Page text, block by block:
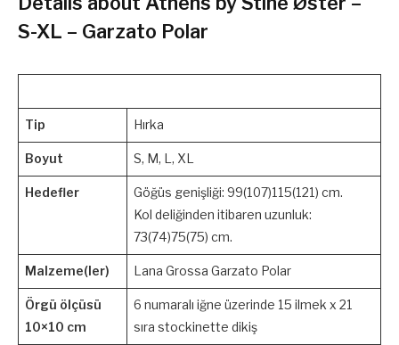
S-XL – Garzato Polar
Tip Hırka
Boyut S, M, L, XL
Hedefler
Göğüs genişliği: 99(107)115(121) cm.
Kol deliğinden itibaren uzunluk:
73(74)75(75) cm.
Malzeme(ler) Lana Grossa Garzato Polar
Örgü ölçüsü
10×10 cm
6 numaralı iğne üzerinde 15 ilmek x 21
sıra stockinette dikiş